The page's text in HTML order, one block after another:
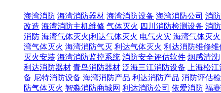
海湾消防 海湾消防器材 海湾消防设备 海湾消防公司 消
改造 海湾消防主机维修 气体灭火 四川消防检测设备 消
消防 海湾气体灭火|利达气体灭火 电气火灾 海湾气体灭
湾气体灭火 海湾消防气灭 利达气体灭火 利达消防维修维
灭火安装 海湾消防监控系统 消防安全评估软件 烟感清洗
利达消防器材 青鸟消防器材 泛海三江消防设备
上海松
备 尼特消防设备 海湾消防产品 利达消防产品 消防评估
防气体灭火 智淼消防商城网 利达消防公司 依爱消防 福